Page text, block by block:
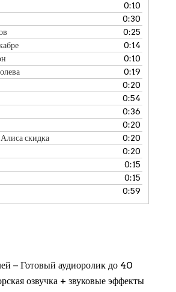
0:10
0:30
0:25
0:14
0:10
0:19
0:20
0:54
0:36
0:20
скидка
0:20
0:20
0:15
0:15
0:59
− Готовый аудиоролик до 40
озвучка + звуковые эффекты